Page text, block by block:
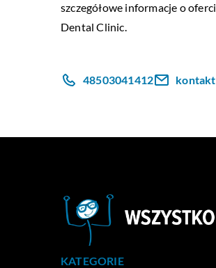
szczegółowe informacje o
Dental Clinic.
48503041412
KATEGORIE